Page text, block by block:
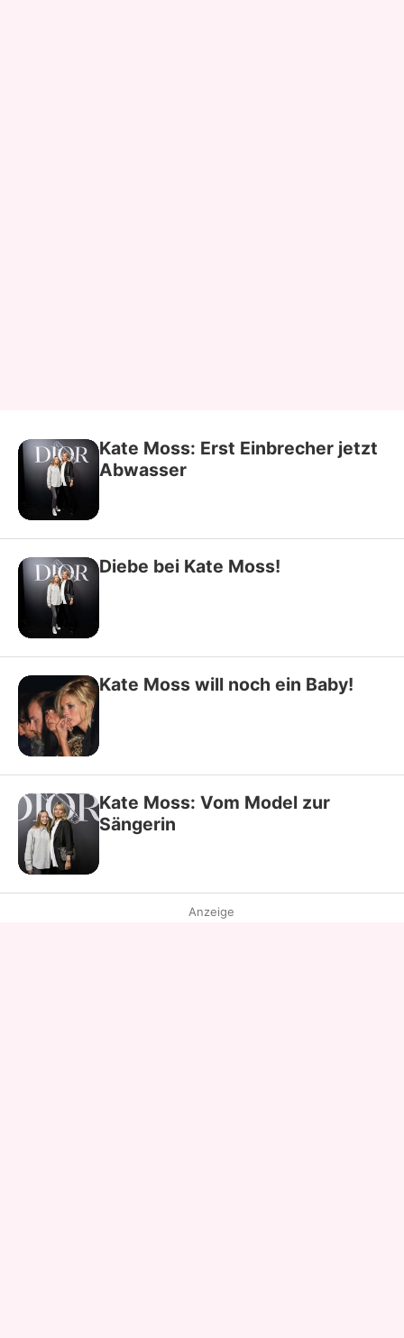
Kate Moss: Erst Einbrecher jetzt
Abwasser
Diebe bei Kate Moss!
Kate Moss will noch ein Baby!
Kate Moss: Vom Model zur
Sängerin
Anzeige